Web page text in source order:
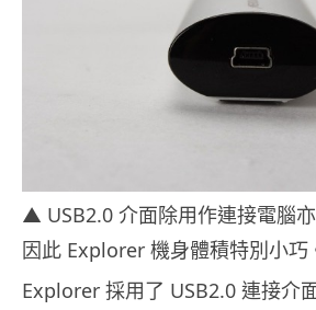
▲ USB2.0 介面除用作連接電腦
因此 Explorer 機身體積特別小巧
Explorer 採用了 USB2.0 連接介